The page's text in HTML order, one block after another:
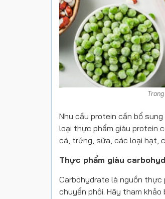
Nhu cầu protein cần bổ
loại thực phẩm giàu protein
cá, trứng, sữa, các loại hạt,
Thực phẩm giàu
Carbohydrate là nguồn
chuyển phôi. Hãy tham